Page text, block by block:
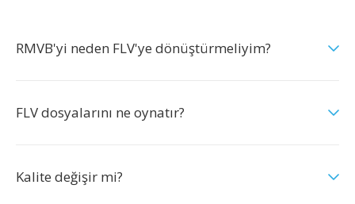
RMVB'yi neden FLV'ye dönüştürmeliyim?
FLV dosyalarını ne oynatır?
Kalite değişir mi?